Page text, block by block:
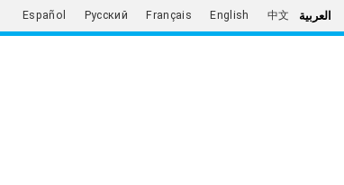
العربية 中文
English
Français
Русский
Español